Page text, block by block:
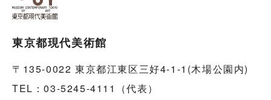
東京都現代美術館
〒135-0022 東京都江東区三好4-1-1(木場公園内)
TEL：03-5245-4111（代表）